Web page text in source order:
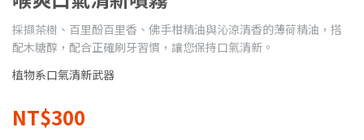
採擷茶樹、百里酚百里香、佛手柑精油與沁涼清香的薄荷精油，搭
配木糖醇，配合正確刷牙習慣，讓您保持口氣清新。
植物系口氣清新武器
NT$300